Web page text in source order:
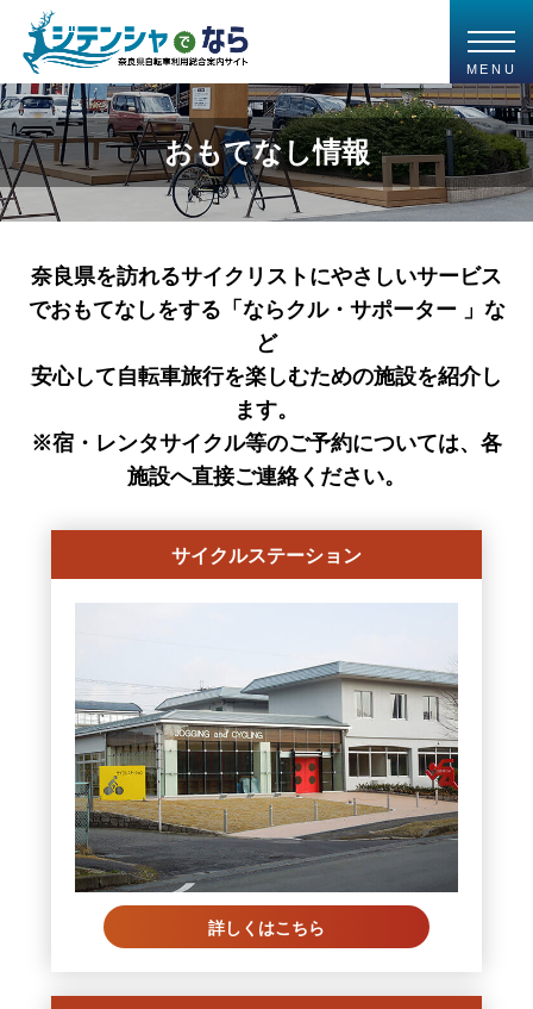
MENU
おもてなし情報
奈良県を訪れるサイクリストにやさしいサービス
でおもてなしをする「ならクル・サポーター 」な
ど
安心して自転車旅行を楽しむための施設を紹介し
ます。
※宿・レンタサイクル等のご予約については、各
施設へ直接ご連絡ください。
サイクルステーション
詳しくはこちら